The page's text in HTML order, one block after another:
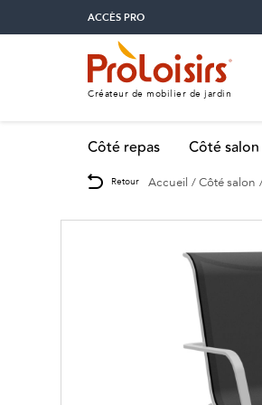
ACCÈS PRO
Créateur de mobilier de jardin
Côté repas Côté salon
Retour Accueil Côté salon